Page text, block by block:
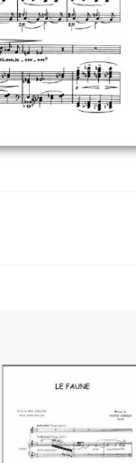
Le faune ((Claude
Debussy))